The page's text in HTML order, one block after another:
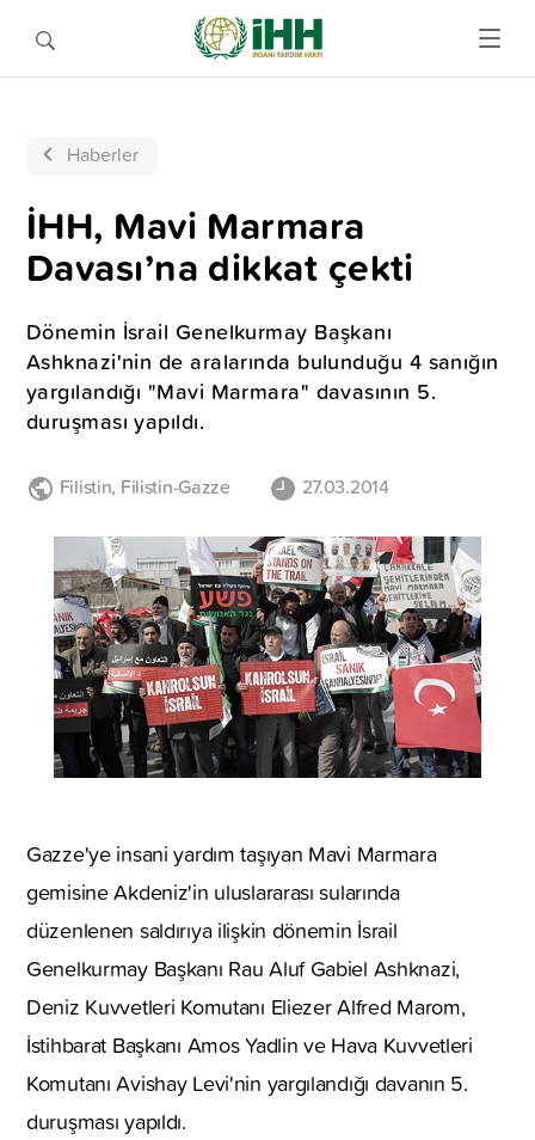
Haberler
İHH, Mavi Marmara
Davası’na dikkat çekti
Dönemin İsrail Genelkurmay Başkanı
Ashknazi'nin de aralarında bulunduğu 4 sanığın
yargılandığı "Mavi Marmara" davasının 5.
duruşması yapıldı.
Filistin, Filistin-Gazze 27.03.2014
Gazze'ye insani yardım taşıyan Mavi Marmara
gemisine Akdeniz'in uluslararası sularında
düzenlenen saldırıya ilişkin dönemin İsrail
Genelkurmay Başkanı Rau Aluf Gabiel Ashknazi,
Deniz Kuvvetleri Komutanı Eliezer Alfred Marom,
İstihbarat Başkanı Amos Yadlin ve Hava Kuvvetleri
Komutanı Avishay Levi'nin yargılandığı davanın 5.
duruşması yapıldı.